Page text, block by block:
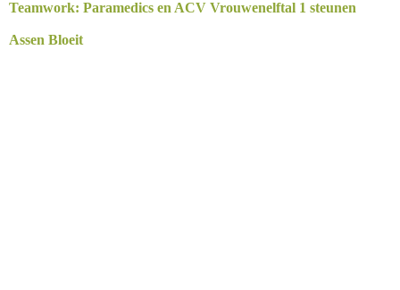
Teamwork: Paramedics en ACV Vrouwenelftal 1 steunen
Assen Bloeit